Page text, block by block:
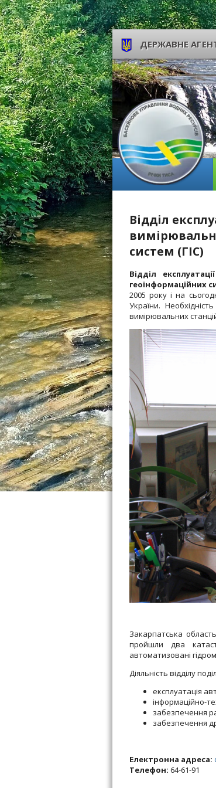
ДЕРЖАВНЕ
Відділ
систем (ГІС)
Відділ
геоінформаційних
2005 року і на
України.
вимірювальних
Закарпатська
пройшли два
автоматизовані
Діяльність відділу
експлуатація
інформаційно-
забезпечення
забезпечення
Електронна адреса:
Телефон: 64-61-91